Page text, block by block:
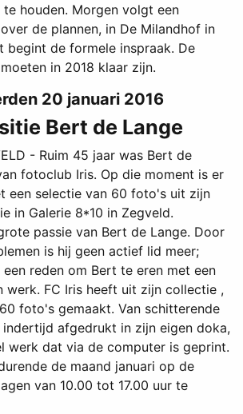
houden. Morgen volgt een
de plannen, in De Milandhof in
begint de formele inspraak. De
in 2018 klaar zijn.
20 januari 2016
Bert de Lange
- Ruim 45 jaar was Bert de
fotoclub Iris. Op die moment is er
een selectie van 60 foto's uit zijn
in Galerie 8*10 in Zegveld.
passie van Bert de Lange. Door
is hij geen actief lid meer;
reden om Bert te eren met een
werk. FC Iris heeft uit zijn collectie ,
foto's gemaakt. Van schitterende
afgedrukt in zijn eigen doka,
werk dat via de computer is geprint.
de maand januari op de
van 10.00 tot 17.00 uur te